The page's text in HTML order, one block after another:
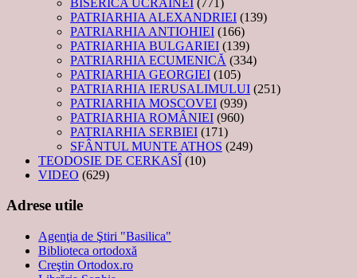
PATRIARHIA ALEXANDRIEI (139)
PATRIARHIA ANTIOHIEI (166)
PATRIARHIA BULGARIEI (139)
PATRIARHIA ECUMENICĂ (334)
PATRIARHIA GEORGIEI (105)
PATRIARHIA IERUSALIMULUI (251)
PATRIARHIA MOSCOVEI (939)
PATRIARHIA ROMÂNIEI (960)
PATRIARHIA SERBIEI (171)
SFÂNTUL MUNTE ATHOS (249)
TEODOSIE DE CERKASÎ (10)
VIDEO (629)
Adrese utile
Agenţia de Ştiri "Basilica"
Biblioteca ortodoxă
Creştin Ortodox.ro